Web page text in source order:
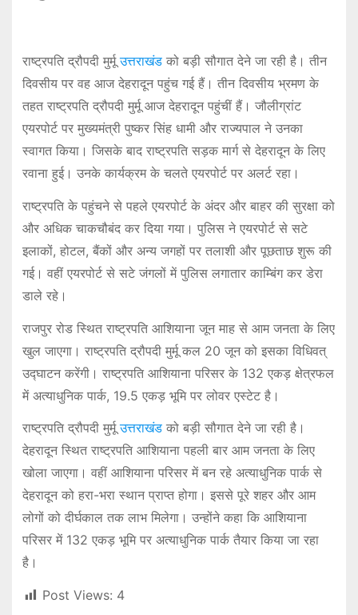
राष्ट्रपति द्रौपदी मुर्मूउत्तराखंडको बड़ी सौगात देने जा रही है। तीन
दिवसीय पर वह आज देहरादून पहुंच गई हैं। तीन दिवसीय भ्रमण के
तहत राष्ट्रपति द्रौपदी मुर्मू आज देहरादून पहुंचीं हैं। जौलीग्रांट
एयरपोर्ट पर मुख्यमंत्री पुष्कर सिंह धामी और राज्यपाल ने उनका
स्वागत किया। जिसके बाद राष्ट्रपति सड़क मार्ग से देहरादून के लिए
रवाना हुई। उनके कार्यक्रम के चलते एयरपोर्ट पर अलर्ट रहा।
राष्ट्रपति के पहुंचने से पहले एयरपोर्ट के अंदर और बाहर की सुरक्षा को
और अधिक चाकचौबंद कर दिया गया। पुलिस ने एयरपोर्ट से सटे
इलाकों, होटल, बैंकों और अन्य जगहों पर तलाशी और पूछताछ शुरू की
गई। वहीं एयरपोर्ट से सटे जंगलों में पुलिस लगातार काम्बिंग कर डेरा
डाले रहे।
राजपुर रोड स्थित राष्ट्रपति आशियाना जून माह से आम जनता के लिए
खुल जाएगा। राष्ट्रपति द्रौपदी मुर्मू कल 20 जून को इसका विधिवत्
उद्घाटन करेंगी। राष्ट्रपति आशियाना परिसर के 132 एकड़ क्षेत्रफल
में अत्याधुनिक पार्क, 19.5 एकड़ भूमि पर लोवर एस्टेट है।
राष्ट्रपति द्रौपदी मुर्मूउत्तराखंडको बड़ी सौगात देने जा रही है।
देहरादून स्थित राष्ट्रपति आशियाना पहली बार आम जनता के लिए
खोला जाएगा। वहीं आशियाना परिसर में बन रहे अत्याधुनिक पार्क से
देहरादून को हरा-भरा स्थान प्राप्त होगा। इससे पूरे शहर और आम
लोगों को दीर्घकाल तक लाभ मिलेगा। उन्होंने कहा कि आशियाना
परिसर में 132 एकड़ भूमि पर अत्याधुनिक पार्क तैयार किया जा रहा
है।
Post Views: 4